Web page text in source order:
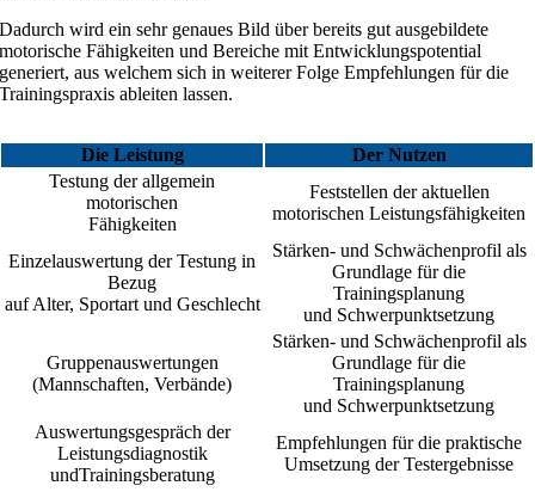
Dadurch wird ein sehr genaues Bild über bereits gut ausgebildete
motorische Fähigkeiten und Bereiche mit Entwicklungspotential
generiert, aus welchem sich in weiterer Folge Empfehlungen für die
Trainingspraxis ableiten lassen.
Die Leistung
Der Nutzen
Testung der allgemein
motorischen
Fähigkeiten
Feststellen der aktuellen
motorischen Leistungsfähigkeiten
Einzelauswertung der Testung in
Bezug
auf Alter, Sportart und Geschlecht
Stärken- und Schwächenprofil als
Grundlage für die
Trainingsplanung
und Schwerpunktsetzung
Gruppenauswertungen
(Mannschaften, Verbände)
Stärken- und Schwächenprofil als
Grundlage für die
Trainingsplanung
und Schwerpunktsetzung
Auswertungsgespräch der
Leistungsdiagnostik
undTrainingsberatung
Empfehlungen für die praktische
Umsetzung der Testergebnisse